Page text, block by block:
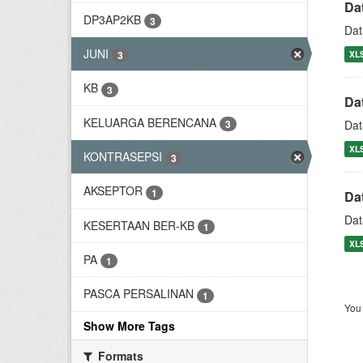
DP3AP2KB 3
JUNI 3
KB 3
KELUARGA BERENCANA 3
KONTRASEPSI 3
AKSEPTOR 1
KESERTAAN BER-KB 1
PA 1
PASCA PERSALINAN 1
Show More Tags
Formats